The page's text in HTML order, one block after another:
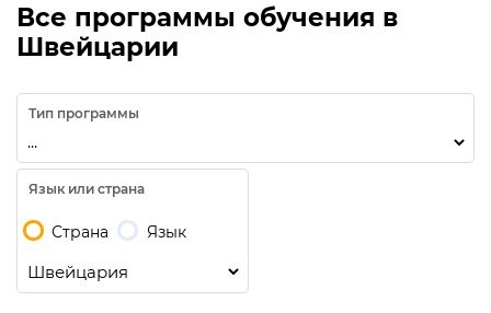
Все программы обучения в
Швейцарии
Тип программы
Язык или страна
Страна Язык